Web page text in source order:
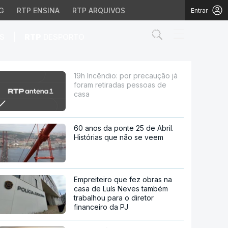
RTP ENSINA RTP ARQUIVOS Entrar
pessoas de casa
19h Incêndio: por precaução já
foram retiradas pessoas de
casa
60 anos da ponte 25 de Abril.
Histórias que não se veem
Empreiteiro que fez obras na
casa de Luís Neves também
trabalhou para o diretor
financeiro da PJ